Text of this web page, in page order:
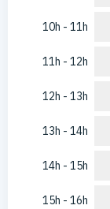
10h - 11h
11h - 12h
12h - 13h
13h - 14h
14h - 15h
15h - 16h